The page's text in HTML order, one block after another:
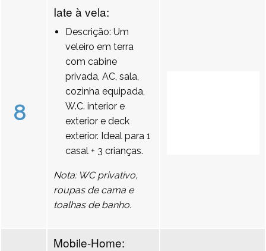
8
Iate à vela:
Descrição: Um
veleiro em terra
com cabine
privada, AC, sala,
cozinha equipada,
W.C. interior e
exterior e deck
exterior. Ideal para 1
casal + 3 crianças.
Nota: WC privativo,
roupas de cama e
toalhas de banho.
Mobile-Home: